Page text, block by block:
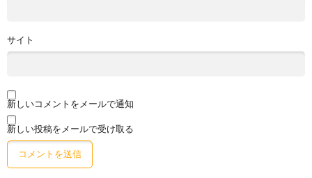
サイト
新しいコメントをメールで通知
新しい投稿をメールで受け取る